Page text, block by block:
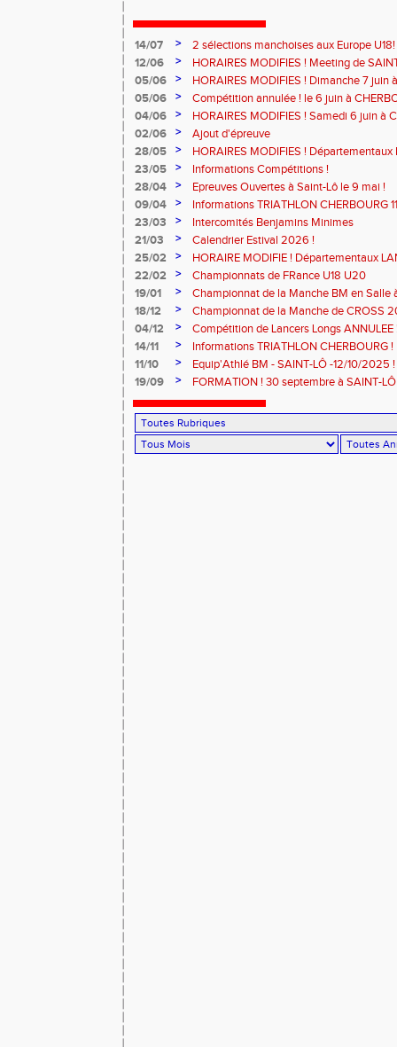
14/07 >
2 sélections manchoises aux Europe U18!
12/06
>
HORAIRES MODIFIES ! Meeting de
05/06
>
HORAIRES MODIFIES ! Dimanche 7 juin
05/06
>
Compétition annulée ! le 6 juin à
04/06
>
HORAIRES MODIFIES ! Samedi 6 juin à
02/06
>
Ajout d'épreuve
28/05
>
HORAIRES MODIFIES !
SAINT-LÔ
23/05 >
Informations Compétitions !
28/04
>
Epreuves Ouvertes à Saint-Lô le 9 mai !
09/04
>
Informations TRIATHLON CHERBOURG
23/03
>
Intercomités Benjamins Minimes
21/03
>
Calendrier Estival 2026 !
25/02
>
HORAIRE MODIFIE ! Départementaux
Samedi 7 mars à SAINT-JAMES
22/02 >
Championnats de FRance U18 U20
19/01
>
Championnat de la Manche BM en Salle
MODIFIE !
18/12 >
Championnat de la Manche de CROSS
04/12
>
Compétition de Lancers Longs ANNULEE
14/11
>
Informations TRIATHLON CHERBOURG !
11/10
>
Equip'Athlé BM - SAINT-LÔ -12/10/2025 !
19/09
> FORMATION ! 30 septembre à SAINT-